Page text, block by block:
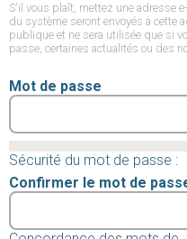
S'il vous plaît, mettez une adresse
du système seront envoyés à cette
publique et ne sera utilisée que si
passe, certaines actualités ou des
Mot de passe
Sécurité du mot de passe :
Confirmer le mot de